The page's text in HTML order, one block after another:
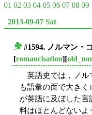
01 02 03 04 05 06 07 08 09
2013-09-07 Sat
#1594. ノルマン・
[romancisation][
英語史では，ノル
も語彙の面で大きく
が英語に及ぼした
料はほとんどないよ